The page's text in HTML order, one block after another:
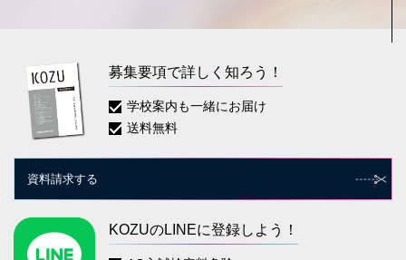
募集要項で詳しく知ろう！
学校案内も一緒にお届け
送料無料
資料請求する
KOZUのLINEに登録しよう！